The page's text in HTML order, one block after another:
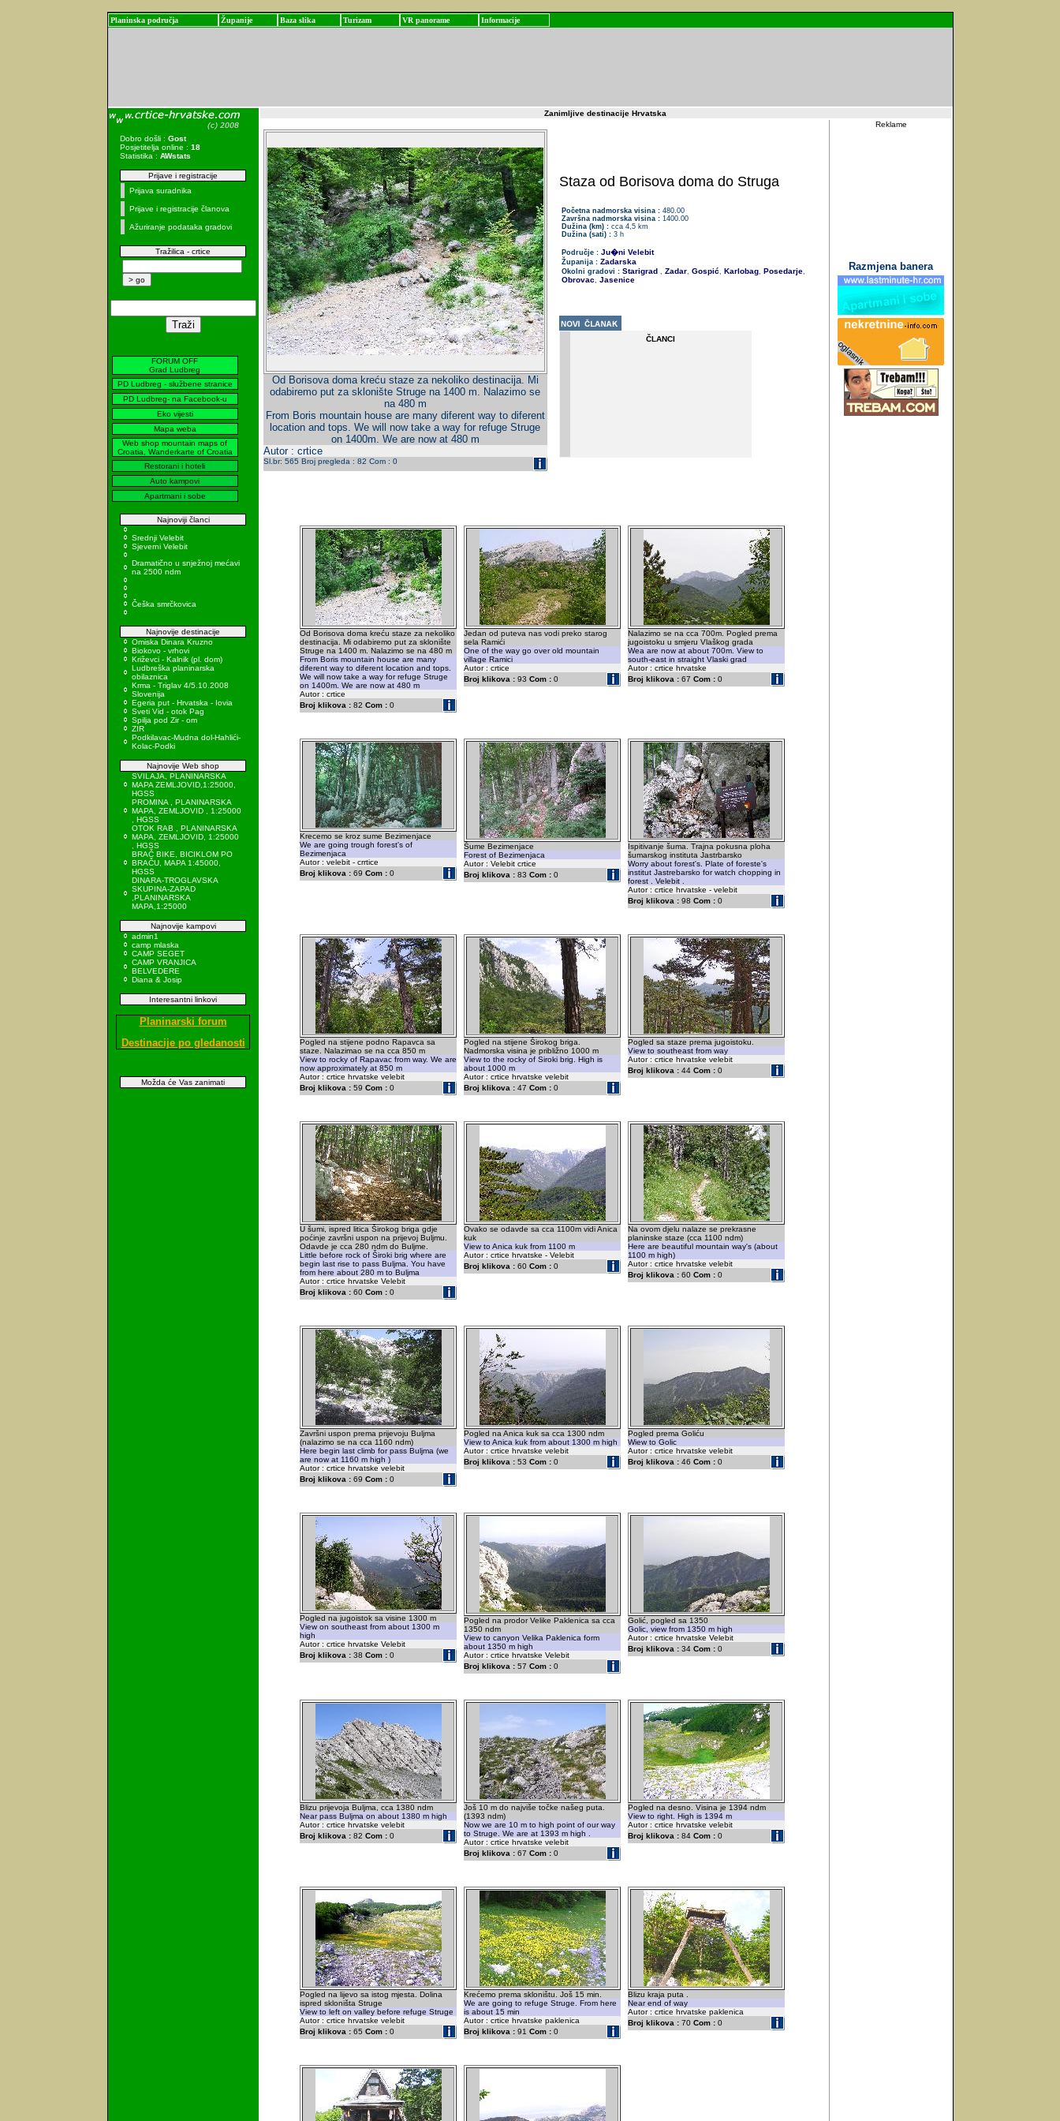
Planinska područja Županije Baza slika Turizam VR panorame Informacije
Dobro došli : Gost
Posjetitelja online : 18
Statistika : AWstats
Prijave i registracije
Prijava suradnika
Prijave i registracije članova
Ažuriranje podataka gradovi
Tražilica - crtice
FORUM OFF
Grad Ludbreg
PD Ludbreg - službene stranice
PD Ludbreg- na Facebook-u
Eko vijesti
Mapa weba
Web shop mountain maps of
Croatia, Wanderkarte of Croatia
Restorani i hoteli
Auto kampovi
Apartmani i sobe
Najnoviji članci
Srednji Velebit
Sjeverni Velebit
Dramatično u snježnoj mećavi
na 2500 ndm
Češka smrčkovica
Najnovije destinacije
Omiska Dinara Kruzno
Biokovo - vrhovi
Križevci - Kalnik (pl. dom)
Ludbreška planinarska
obilaznica
Krma - Triglav 4/5.10.2008
Slovenija
Egeria put - Hrvatska - Iovia
Sveti Vid - otok Pag
Spilja pod Zir - om
ZIR
Podkilavac-Mudna dol-Hahlići-
Kolac-Podki
Najnovije Web shop
SVILAJA, PLANINARSKA
MAPA ZEMLJOVID,1:25000,
HGSS
PROMINA , PLANINARSKA
MAPA, ZEMLJOVID , 1:25000
, HGSS
OTOK RAB , PLANINARSKA
MAPA, ZEMLJOVID, 1:25000
, HGSS
BRAČ BIKE, BICIKLOM PO
BRAČU, MAPA 1:45000,
HGSS
DINARA-TROGLAVSKA
SKUPINA-ZAPAD
,PLANINARSKA
MAPA,1:25000
Najnovije kampovi
admin1
camp mlaska
CAMP SEGET
CAMP VRANJICA
BELVEDERE
Diana & Josip
Interesantni linkovi
Planinarski forum
Destinacije po gledanosti
Možda će Vas zanimati
Zanimljive destinacije Hrvatska
Od Borisova doma kreću staze za nekoliko destinacija. Mi
odabiremo put za sklonište Struge na 1400 m. Nalazimo se
na 480 m
From Boris mountain house are many diferent way to diferent
location and tops. We will now take a way for refuge Struge
on 1400m. We are now at 480 m
Autor : crtice
Sl.br: 565 Broj pregleda : 82 Com : 0
Staza od Borisova doma do Struga
Početna nadmorska visina :480.00
Završna nadmorska visina :1400.00
Dužina (km) :cca 4,5 km
Dužina (sati) :3 h
Područje : Ju�ni Velebit
Županija : Zadarska
Okolni gradovi : Starigrad , Zadar, Gospić, Karlobag, Posedarje,
Obrovac, Jasenice
ČLANCI
Od Borisova doma kreću staze za nekoliko
destinacija. Mi odabiremo put za sklonište
Struge na 1400 m. Nalazimo se na 480 m
From Boris mountain house are many
diferent way to diferent location and tops.
We will now take a way for refuge Struge
on 1400m. We are now at 480 m
Autor : crtice
Broj klikova : 82 Com : 0
Jedan od puteva nas vodi preko starog
sela Ramići
One of the way go over old mountain
village Ramici
Autor : crtice
Broj klikova : 93 Com : 0
Nalazimo se na cca 700m. Pogled prema
jugoistoku u smjeru Vlaškog grada
Wea are now at about 700m. View to
south-east in straight Vlaski grad
Autor : crtice hrvatske
Broj klikova : 67 Com : 0
Krecemo se kroz sume Bezimenjace
We are going trough forest's of
Bezimenjaca
Autor : velebit - crrtice
Broj klikova : 69 Com : 0
Šume Bezimenjace
Forest of Bezimenjaca
Autor : Velebit crtice
Broj klikova : 83 Com : 0
Ispitivanje šuma. Trajna pokusna ploha
šumarskog instituta Jastrbarsko
Worry about forest's. Plate of foreste's
institut Jastrebarsko for watch chopping in
forest . Velebit .
Autor : crtice hrvatske - velebit
Broj klikova : 98 Com : 0
Pogled na stijene podno Rapavca sa
staze. Nalazimao se na cca 850 m
View to rocky of Rapavac from way. We are
now approximately at 850 m
Autor : crtice hrvatske velebit
Broj klikova : 59 Com : 0
Pogled na stijene Širokog briga.
Nadmorska visina je približno 1000 m
View to the rocky of Siroki brig. High is
about 1000 m
Autor : crtice hrvatske velebit
Broj klikova : 47 Com : 0
Pogled sa staze prema jugoistoku.
View to southeast from way
Autor : crtice hrvatske velebit
Broj klikova : 44 Com : 0
U šumi, ispred litica Širokog briga gdje
poćinje završni uspon na prijevoj Buljmu.
Odavde je cca 280 ndm do Buljme.
Little before rock of Široki brig where are
begin last rise to pass Buljma. You have
from here about 280 m to Buljma
Autor : crtice hrvatske Velebit
Broj klikova : 60 Com : 0
Ovako se odavde sa cca 1100m vidi Anica
kuk
View to Anica kuk from 1100 m
Autor : crtice hrvatske - Velebit
Broj klikova : 60 Com : 0
Na ovom djelu nalaze se prekrasne
planinske staze (cca 1100 ndm)
Here are beautiful mountain way's (about
1100 m high)
Autor : crtice hrvatske velebit
Broj klikova : 60 Com : 0
Završni uspon prema prijevoju Buljma
(nalazimo se na cca 1160 ndm)
Here begin last climb for pass Buljma (we
are now at 1160 m high )
Autor : crtice hrvatske velebit
Broj klikova : 69 Com : 0
Pogled na Anica kuk sa cca 1300 ndm
View to Anica kuk from about 1300 m high
Autor : crtice hrvatske velebit
Broj klikova : 53 Com : 0
Pogled prema Goliću
Wiew to Golic
Autor : crtice hrvatske velebit
Broj klikova : 46 Com : 0
Pogled na jugoistok sa visine 1300 m
View on southeast from about 1300 m
high
Autor : crtice hrvatske Velebit
Broj klikova : 38 Com : 0
Pogled na prodor Velike Paklenica sa cca
1350 ndm
View to canyon Velika Paklenica form
about 1350 m high
Autor : crtice hrvatske Velebit
Broj klikova : 57 Com : 0
Golić, pogled sa 1350
Golic, view from 1350 m high
Autor : crtice hrvatske Velebit
Broj klikova : 34 Com : 0
Blizu prijevoja Buljma, cca 1380 ndm
Near pass Buljma on about 1380 m high
Autor : crtice hrvatske velebit
Broj klikova : 82 Com : 0
Još 10 m do najviše točke našeg puta.
(1393 ndm)
Now we are 10 m to high point of our way
to Struge. We are at 1393 m high .
Autor : crtice hrvatske velebit
Broj klikova : 67 Com : 0
Pogled na desno. Visina je 1394 ndm
View to right. High is 1394 m
Autor : crtice hrvatske velebit
Broj klikova : 84 Com : 0
Pogled na lijevo sa istog mjesta. Dolina
ispred skloništa Struge
View to left on valley before refuge Struge
Autor : crtice hrvatske velebit
Broj klikova : 65 Com : 0
Krećemo prema skloništu. Još 15 min.
We are going to refuge Struge. From here
is about 15 min
Autor : crtice hrvatske paklenica
Broj klikova : 91 Com : 0
Blizu kraja puta .
Near end of way
Autor : crtice hrvatske paklenica
Broj klikova : 70 Com : 0
Reklame
Razmjena banera